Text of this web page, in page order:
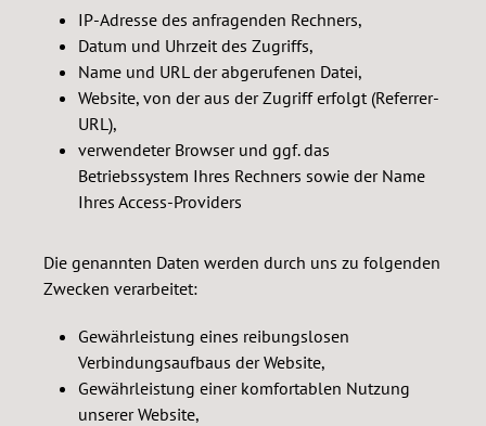
IP-Adresse des anfragenden Rechners,
Datum und Uhrzeit des Zugriffs,
Name und URL der abgerufenen Datei,
Website, von der aus der Zugriff erfolgt (Referrer-
URL),
verwendeter Browser und ggf. das
Betriebssystem Ihres Rechners sowie der Name
Ihres Access-Providers
Die genannten Daten werden durch uns zu folgenden
Zwecken verarbeitet:
Gewährleistung eines reibungslosen
Verbindungsaufbaus der Website,
Gewährleistung einer komfortablen Nutzung
unserer Website,